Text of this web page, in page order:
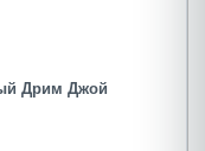
Дрим Джой